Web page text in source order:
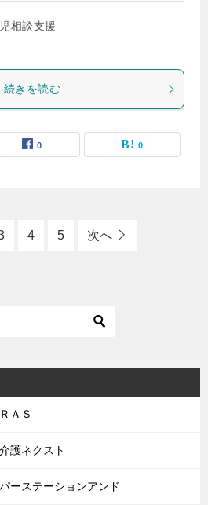
相談支援
続きを読む
0 0
4 5 次へ
ＡＳ
護ネクスト
ーステーションアンド